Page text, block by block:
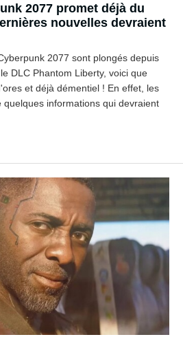
2077 promet déjà du
nouvelles devraient
2077 sont plongés depuis
DLC Phantom Liberty, voici que
et déjà démentiel ! En effet, les
informations qui devraient